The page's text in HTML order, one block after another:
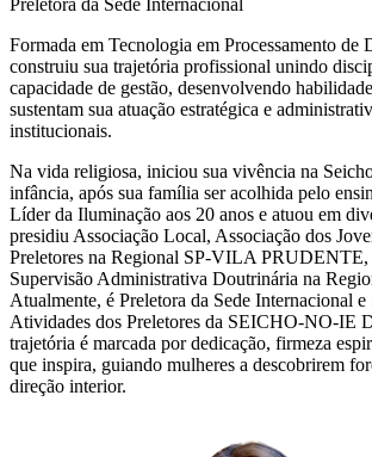
Formada em Tecnologia em Processamento de
construiu sua trajetória profissional unindo
capacidade de gestão, desenvolvendo
sustentam sua atuação estratégica e
institucionais.
Na vida religiosa, iniciou sua vivência na
infância, após sua família ser acolhida pelo
Líder da Iluminação aos 20 anos e atuou em
presidiu Associação Local, Associação dos
Preletores na Regional SP-VILA PRUDENTE,
Supervisão Administrativa Doutrinária na
Atualmente, é Preletora da Sede Internacional e
Atividades dos Preletores da SEICHO-NO-IE
trajetória é marcada por dedicação, firmeza
que inspira, guiando mulheres a descobrirem
direção interior.